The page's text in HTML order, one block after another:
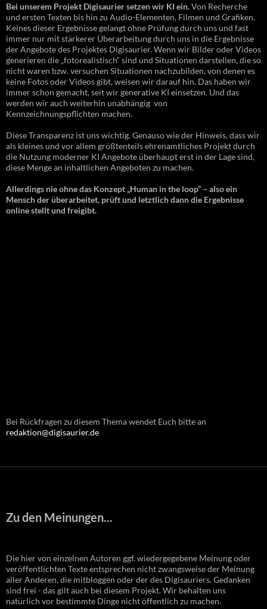
Bei unserem Projekt Digisaurier setzen wir KI ein.Von Recherche
und ersten Texten bis hin zu Audio-Elementen, Filmen und Grafiken.
Keines dieser Ergebnisse gelangt ohne Prüfung durch uns und fast
immer nur mit stärkerer Überarbeitung durch uns in die Ergebnisse
der Angebote des Projektes Digisaurier. Wenn wir Bilder oder Videos
generieren die „fotorealistisch“ sind und Situationen darstellen, die so
nicht waren bzw. versuchen Situationen nachzubilden, von denen es
keine Fotos oder Videos gibt, weisen wir darauf hin. Das haben wir
immer schon gemacht, seit wir generative KI einsetzen. Und das
werden wir auch weiterhin unabhängig von
Kennzeichnungspflichten machen.
Diese Transparenz ist uns wichtig. Genauso wie der Hinweis, dass wir
als kleines und vor allem größtenteils ehrenamtliches Projekt durch
die Nutzung moderner KI Angebote überhaupt erst in der Lage sind,
diese Menge an inhaltlichen Angeboten zu machen.
Allerdings nie ohne das Konzept „Human in the loop“ – also ein
Mensch der überarbeitet, prüft und letztlich dann die Ergebnisse
online stellt und freigibt.
Bei Rückfragen zu diesem Thema wendet Euch bitte an
redaktion@digisaurier.de
Zu den Meinungen...
Die hier von einzelnen Autoren ggf. wiedergegebene Meinung oder
veröffentlichten Texte entsprechen nicht zwangsweise der Meinung
aller Anderen, die mitbloggen oder der des Digisauriers. Gedanken
sind frei - das gilt auch bei diesem Projekt. Wir behalten uns
natürlich vor bestimmte Dinge nicht öffentlich zu machen.